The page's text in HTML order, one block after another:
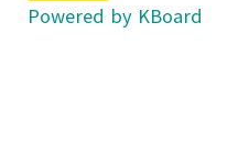
Powered by KBoard